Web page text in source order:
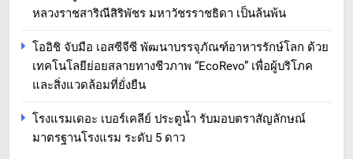
หลวงราชสาริณีสิริพัชร มหาวัชรราชธิดา เป็นล้นพ้น
โออิชิ จับมือ เอสซีจีซี พัฒนาบรรจุภัณฑ์อาหารรักษ์โลก ด้วย
เทคโนโลยีย่อยสลายทางชีวภาพ “EcoRevo” เพื่อผู้บริโภค
และสิ่งแวดล้อมที่ยั่งยืน
โรงแรมเดอะ เบอร์เคลีย์ ประตูน้ำ รับมอบตราสัญลักษณ์
มาตรฐานโรงแรม ระดับ 5 ดาว